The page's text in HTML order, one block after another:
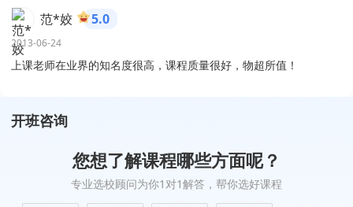
范*姣 5.0
2013-06-24
上课老师在业界的知名度很高，课程质量很好，物超所值！
开班咨询
您想了解课程哪些方面呢？
专业选校顾问为你1对1解答，帮你选好课程